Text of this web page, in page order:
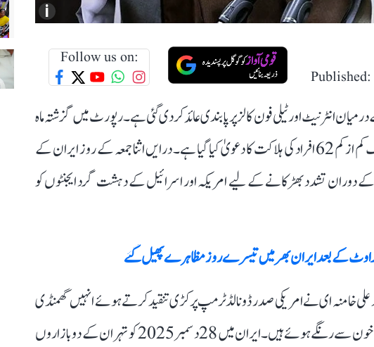
i
Follow us on:
انٹرنیٹ اور ٹیلی فون کالز پر پابندی عائد کر دی گئی ہے۔ رپورٹ میں گزشتہ ماہ
شروع ہونے والے ان مظاہروں میں اب تک کم از کم 62 افراد کی ہلاکت کا دعویٰ کیا گیا ہے۔ درایں اثنا جمعہ کے روز ایران کے
دوران تشدد بھڑکانے کے لیے امریکہ اور اسرائیل کے دہشت گرد ایجنٹوں کو
گراوٹ کے بعد ایران بھر میں تیسرے روز مظاہرے پھیل گئے
خامنہ ای نے امریکی صدر ڈونالڈ ٹرمپ پر کڑی تنقید کرتے ہوئے انہیں گھمنڈی
بتایا اور الزام لگایا کہ ان کے ہاتھ ایرانیوں کے خون سے رنگے ہوئے ہیں۔ ایران میں 28 دسمبر 2025 کو تہران کے دو بازاروں